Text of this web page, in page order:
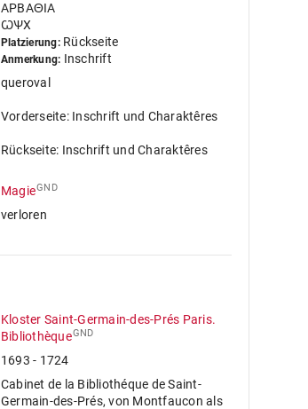
APBAΘIA
ꙌѰX
Platzierung:Rückseite
Anmerkung: Inschrift
queroval
Vorderseite: Inschrift und Charaktêres
Rückseite: Inschrift und Charaktêres
MagieGND
verloren
Kloster Saint-Germain-des-Prés Paris.
BibliothèqueGND
1693 - 1724
Cabinet de la Bibliothéque de Saint-
Germain-des-Prés, von Montfaucon als